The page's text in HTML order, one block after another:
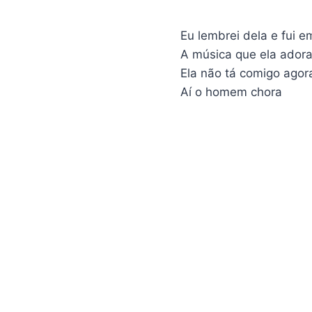
Eu lembrei dela e fui
A música que ela adora
Ela não tá comigo
Aí o homem chora